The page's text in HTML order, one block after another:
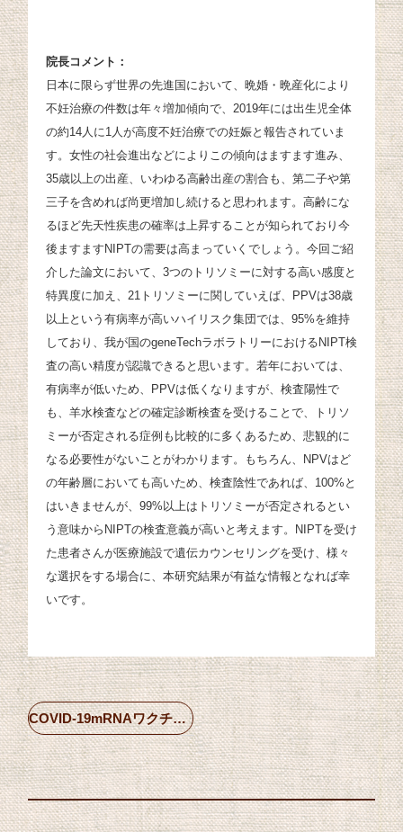
院長コメント：
日本に限らず世界の先進国において、晩婚・晩産化により
不妊治療の件数は年々増加傾向で、2019年には出生児全体
の約14人に1人が高度不妊治療での妊娠と報告されていま
す。女性の社会進出などによりこの傾向はますます進み、
35歳以上の出産、いわゆる高齢出産の割合も、第二子や第
三子を含めれば尚更増加し続けると思われます。高齢にな
るほど先天性疾患の確率は上昇することが知られており今
後ますますNIPTの需要は高まっていくでしょう。今回ご紹
介した論文において、3つのトリソミーに対する高い感度と
特異度に加え、21トリソミーに関していえば、PPVは38歳
以上という有病率が高いハイリスク集団では、95%を維持
しており、我が国のgeneTechラボラトリーにおけるNIPT検
査の高い精度が認識できると思います。若年においては、
有病率が低いため、PPVは低くなりますが、検査陽性で
も、羊水検査などの確定診断検査を受けることで、トリソ
ミーが否定される症例も比較的に多くあるため、悲観的に
なる必要性がないことがわかります。もちろん、NPVはど
の年齢層においても高いため、検査陰性であれば、100%と
はいきませんが、99%以上はトリソミーが否定されるとい
う意味からNIPTの検査意義が高いと考えます。NIPTを受け
た患者さんが医療施設で遺伝カウンセリングを受け、様々
な選択をする場合に、本研究結果が有益な情報となれば幸
いです。
COVID-19mRNAワクチン接種と、調節卵巣刺激サイクルでの採卵および凍結融解胚移植後の妊娠初期転帰との関連性について